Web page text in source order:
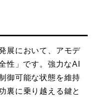
展において、アモデ
性」です。強力なAI
御可能な状態を維持
裏に乗り越える鍵と